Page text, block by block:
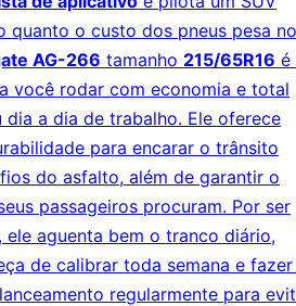
quanto o custo dos pneus pesa no
AG-266 tamanho 215/65R16 é
você rodar com economia e total
dia a dia de trabalho. Ele oferece
para encarar o trânsito
do asfalto, além de garantir o
passageiros procuram. Por ser
ele aguenta bem o tranco diário,
de calibrar toda semana e
regularmente para